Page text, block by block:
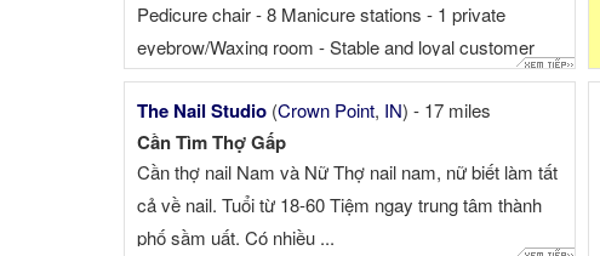
Pedicure chair - 8 Manicure stations - 1 private
eyebrow/Waxing room - Stable and loyal customer
base - Friendly clients with great tips low operating
expenses - Located just a 30 minute drive ...
The Nail Studio (Crown Point, IN) - 17 miles
Cần Tìm Thợ Gấp
Cần thợ nail Nam và Nữ Thợ nail nam, nữ biết làm tất
cả về nail. Tuổi từ 18-60 Tiệm ngay trung tâm thành
phố sầm uất. Có nhiều ...